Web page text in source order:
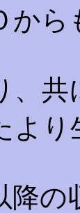
から
共に
よ
の収